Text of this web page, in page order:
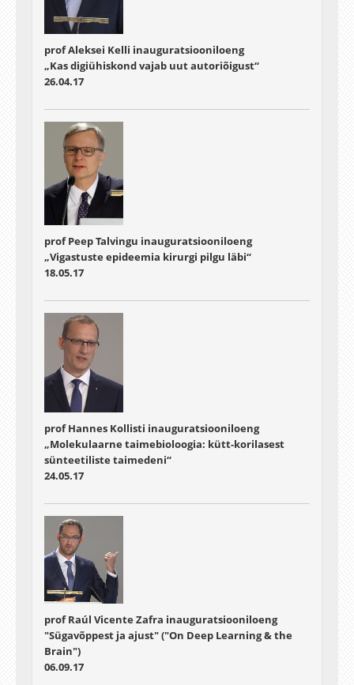
prof Aleksei Kelli inauguratsiooniloeng
„Kas digiühiskond vajab uut autoriõigust“
26.04.17
prof Peep Talvingu inauguratsiooniloeng
„Vigastuste epideemia kirurgi pilgu läbi“
18.05.17
prof Hannes Kollisti inauguratsiooniloeng
„Molekulaarne taimebioloogia: kütt-korilasest
sünteetiliste taimedeni“
24.05.17
prof Raúl Vicente Zafra inauguratsiooniloeng
"Sügavõppest ja ajust" ("On Deep Learning & the
Brain")
06.09.17